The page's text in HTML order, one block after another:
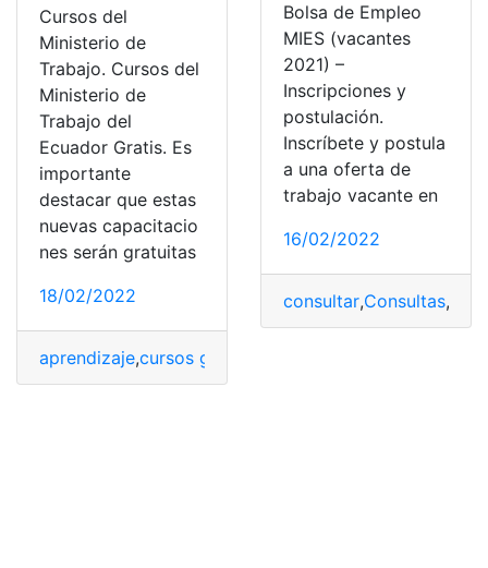
Cursos del
Ministerio de
Trabajo. Cursos del
Ministerio de
Trabajo del
Ecuador Gratis. Es
importante
destacar que estas
nuevas capacitacio
nes serán gratuitas
18/02/2022
aprendizaje,cursos gratis
Bolsa de Empleo
MIES (vacantes
2021) –
Inscripciones y
postulación.
Inscríbete y postula
a una oferta de
trabajo vacante en
16/02/2022
consultar,Consultas,